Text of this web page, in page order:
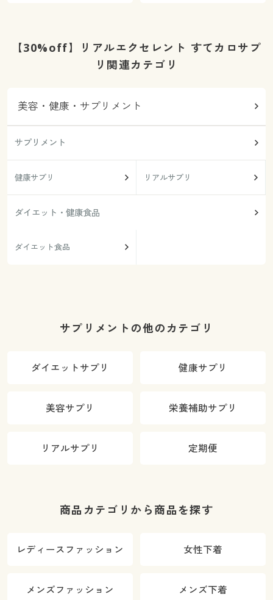
【30%off】リアルエクセレント すてカロサプ
リ関連カテゴリ
美容・健康・サプリメント
サプリメント
健康サプリ リアルサプリ
ダイエット・健康食品
ダイエット食品
サプリメントの他のカテゴリ
ダイエットサプリ 健康サプリ
美容サプリ 栄養補助サプリ
リアルサプリ 定期便
商品カテゴリから商品を探す
レディースファッション 女性下着
メンズファッション メンズ下着